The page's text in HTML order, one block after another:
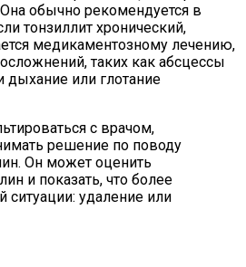
обычно рекомендуется в
тонзиллит хронический,
медикаментозному лечению,
таких как абсцессы
дыхание или глотание
с врачом,
решение по поводу
Он может оценить
и показать, что более
ситуации: удаление или